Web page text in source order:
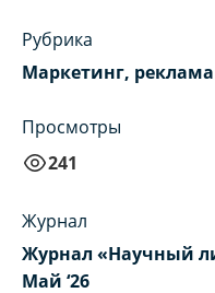
Рубрика
Маркетинг, реклама
Просмотры
241
Журнал
Журнал «Научный
Май ‘26